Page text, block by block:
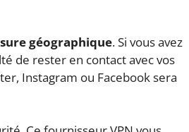
géographique. Si vous avez
de rester en contact avec vos
Instagram ou Facebook sera